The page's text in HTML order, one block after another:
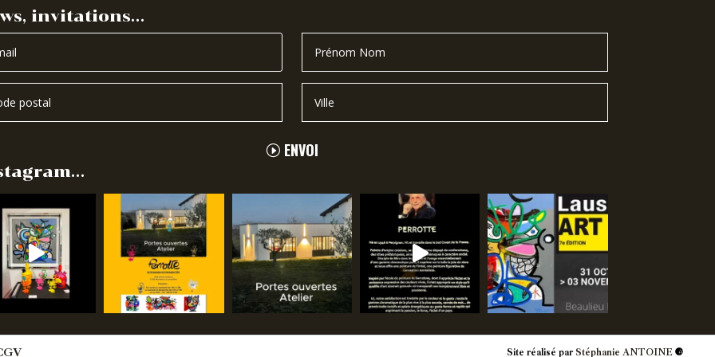
invitations…
ENVOI
Site réalisé par Stéphanie ANTOINE